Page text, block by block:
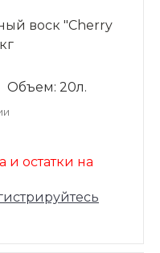
воск "Cherry
Объем: 20л.
и остатки на